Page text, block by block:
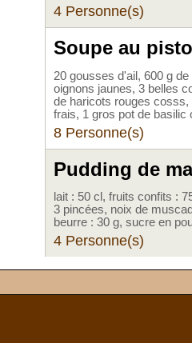
4 Personne(s)
Soupe au
20 gousses d'ail, 600 g
oignons jaunes, 3 belles
de haricots rouges
frais, 1 gros pot de basilic
8 Personne(s)
Pudding de
lait : 50 cl, fruits confits :
3 pincées, noix de
beurre : 30 g, sucre en
4 Personne(s)